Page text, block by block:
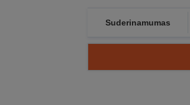
Suderinamumas